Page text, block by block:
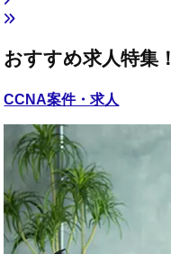
おすすめ求人特集！
CCNA案件・求人